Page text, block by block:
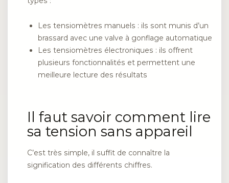
Les tensiomètres manuels : ils sont munis d’un
brassard avec une valve à gonflage automatique
Les tensiomètres électroniques : ils offrent
plusieurs fonctionnalités et permettent une
meilleure lecture des résultats
Il faut savoir comment lire
sa tension sans appareil
C’est très simple, il suffit de connaître la
signification des différents chiffres.